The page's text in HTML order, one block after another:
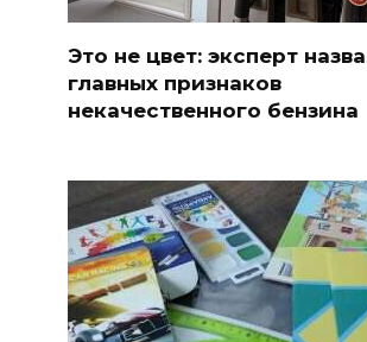
Это не цвет: эксперт
главных признаков
некачественного бензина